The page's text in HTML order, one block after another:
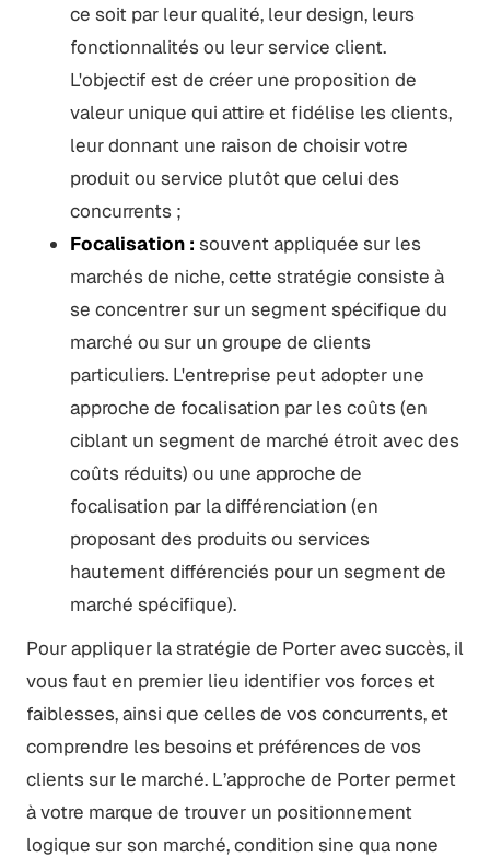
ce soit par leur qualité, leur design, leurs
fonctionnalités ou leur service client.
L'objectif est de créer une proposition de
valeur unique qui attire et fidélise les clients,
leur donnant une raison de choisir votre
produit ou service plutôt que celui des
concurrents ;
Focalisation : souvent appliquée sur les
marchés de niche, cette stratégie consiste à
se concentrer sur un segment spécifique du
marché ou sur un groupe de clients
particuliers. L'entreprise peut adopter une
approche de focalisation par les coûts (en
ciblant un segment de marché étroit avec des
coûts réduits) ou une approche de
focalisation par la différenciation (en
proposant des produits ou services
hautement différenciés pour un segment de
marché spécifique).
Pour appliquer la stratégie de Porter avec succès, il
vous faut en premier lieu identifier vos forces et
faiblesses, ainsi que celles de vos concurrents, et
comprendre les besoins et préférences de vos
clients sur le marché. L’approche de Porter permet
à votre marque de trouver un positionnement
logique sur son marché, condition sine qua none